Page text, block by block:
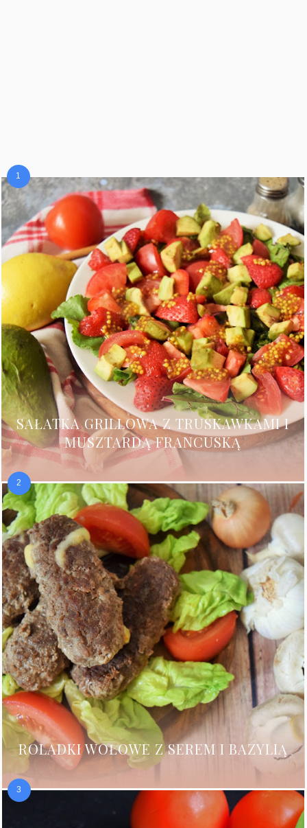
SAŁATKA GRILLOWA Z TRUSKAWKAMI I
MUSZTARDĄ FRANCUSKĄ
ROLADKI WOŁOWE Z SEREM I BAZYLIĄ